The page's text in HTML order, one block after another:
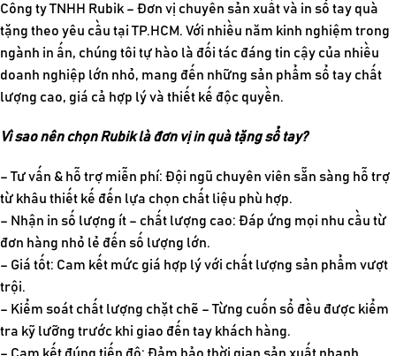
Công ty TNHH Rubik – Đơn vị chuyên sản xuất và in sổ tay quà
tặng theo yêu cầu tại TP.HCM. Với nhiều năm kinh nghiệm trong
ngành in ấn, chúng tôi tự hào là đối tác đáng tin cậy của nhiều
doanh nghiệp lớn nhỏ, mang đến những sản phẩm sổ tay chất
lượng cao, giá cả hợp lý và thiết kế độc quyền.
Vì sao nên chọn Rubik là đơn vị in quà tặng sổ tay?
– Tư vấn & hỗ trợ miễn phí: Đội ngũ chuyên viên sẵn sàng hỗ trợ
từ khâu thiết kế đến lựa chọn chất liệu phù hợp.
– Nhận in số lượng ít – chất lượng cao: Đáp ứng mọi nhu cầu từ
đơn hàng nhỏ lẻ đến số lượng lớn.
– Giá tốt: Cam kết mức giá hợp lý với chất lượng sản phẩm vượt
trội.
– Kiểm soát chất lượng chặt chẽ – Từng cuốn sổ đều được kiểm
tra kỹ lưỡng trước khi giao đến tay khách hàng.